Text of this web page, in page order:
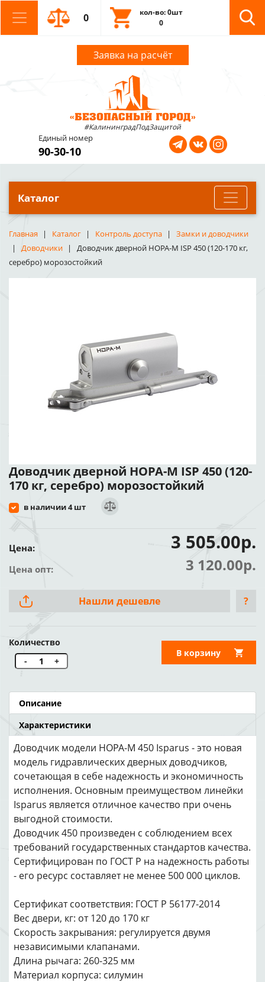
0
кол-во: 0шт
0
Заявка на расчёт
#КалининградПодЗащитой
Единый номер
90-30-10
Каталог
Главная Каталог Контроль доступа
Замки и доводчики
Доводчики
Доводчик дверной НОРА-М ISP 450 (120-170 кг,
серебро) морозостойкий
Доводчик дверной НОРА-М ISP 450 (120-
170 кг, серебро) морозостойкий
в наличии 4 шт
Цена: 3 505.00р.
Цена опт: 3 120.00р.
Нашли дешевле ?
Количество
-
+
В корзину
Описание
Характеристики
Доводчик модели НОРА-М 450 Isparus - это новая
модель гидравлических дверных доводчиков,
сочетающая в себе надежность и экономичность
исполнения. Основным преимуществом линейки
Isparus является отличное качество при очень
выгодной стоимости.
Доводчик 450 произведен с соблюдением всех
требований государственных стандартов качества.
Сертифицирован по ГОСТ Р на надежность работы
- его ресурс составляет не менее 500 000 циклов.
Сертификат соответствия: ГОСТ Р 56177-2014
Вес двери, кг: от 120 до 170 кг
Скорость закрывания: регулируется двумя
независимыми клапанами.
Длина рычага: 260-325 мм
Материал корпуса: cилумин